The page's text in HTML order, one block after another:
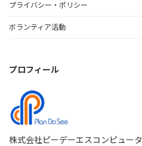
プライバシー・ポリシー
ボランティア活動
プロフィール
株式会社ピーデーエスコンピュータ